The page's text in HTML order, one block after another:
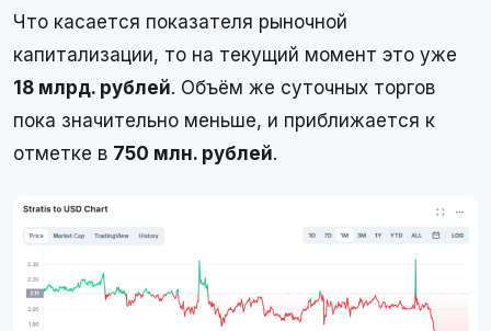
Что касается показателя рыночной
капитализации, то на текущий момент это уже
18 млрд. рублей. Объём же суточных торгов
пока значительно меньше, и приближается к
отметке в 750 млн. рублей.